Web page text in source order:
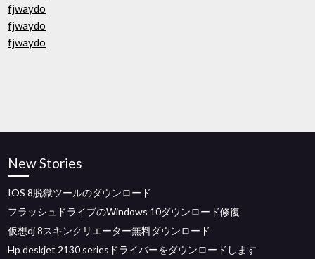
fjwaydo
fjwaydo
fjwaydo
New Stories
IOS 8脱獄ツールのダウンロード
フラッシュドライブのWindows 10ダウンロード修復
仮想dj 8スキンクリエーター無料ダウンロード
Hp deskjet 2130 seriesドライバーをダウンロードします